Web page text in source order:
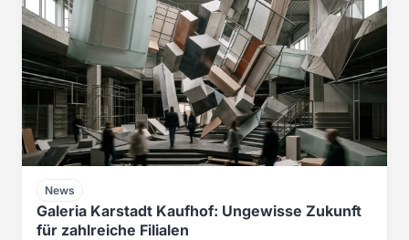
News
Galeria Karstadt Kaufhof: Ungewisse Zukunft
für zahlreiche Filialen